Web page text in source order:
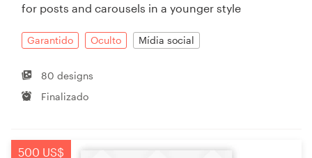
for posts and carousels in a younger style
Garantido Oculto Mídia social
80 designs
Finalizado
500 US$